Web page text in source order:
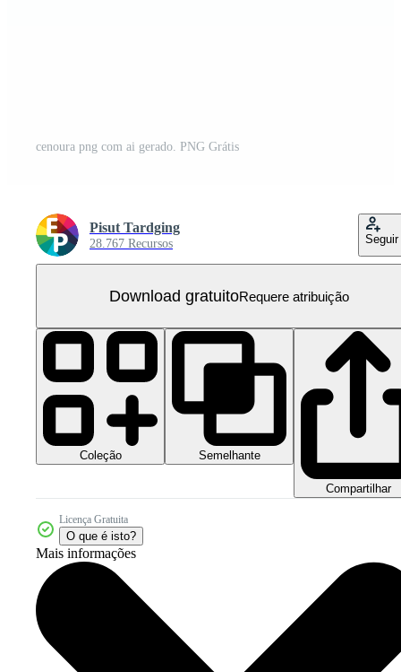
cenoura png com ai gerado. PNG Grátis
Pisut Tardging
28.767 Recursos Seguir
Download gratuitoRequere atribuição
Coleção Semelhante
Compartilhar
Licença Gratuita
O que é isto?
Mais informações